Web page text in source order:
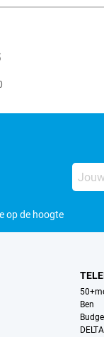
op de hoogte
Ben
DELTA